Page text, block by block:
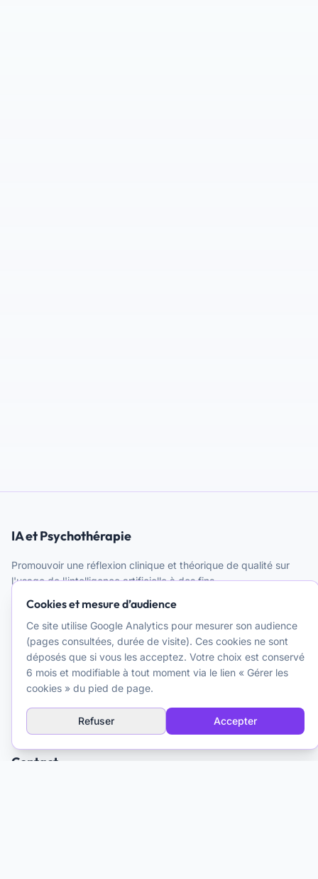
IA et Psychothérapie
Promouvoir une réflexion clinique et théorique de qualité sur
l'usage de l'intelligence artificielle à des fins
Explorer
Glossaire IA
À propos
Médias & Formation
Contact
Cookies et mesure d’audience
Ce site utilise Google Analytics pour mesurer son audience
(pages consultées, durée de visite). Ces cookies ne sont
déposés que si vous les acceptez. Votre choix est conservé
6 mois et modifiable à tout moment via le lien « Gérer les
cookies » du pied de page.
Refuser Accepter